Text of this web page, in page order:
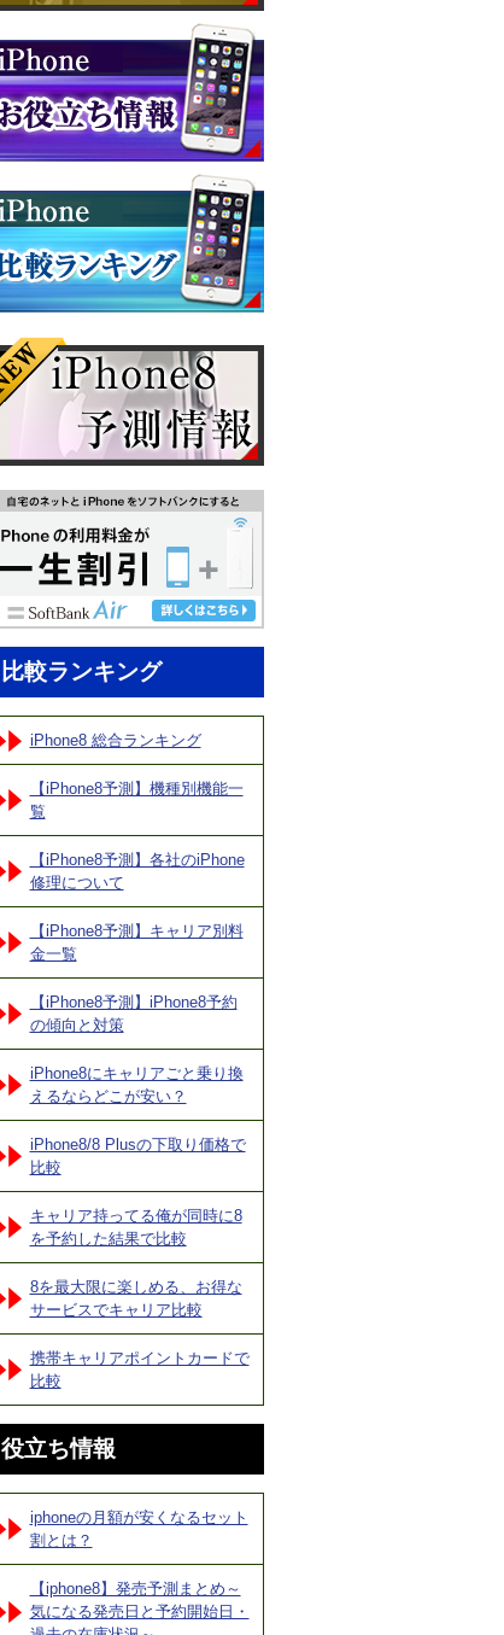
比較ランキング
iPhone8 総合ランキング
【iPhone8予測】機種別機能一
覧
【iPhone8予測】各社のiPhone
修理について
【iPhone8予測】キャリア別料
金一覧
【iPhone8予測】iPhone8予約
の傾向と対策
iPhone8にキャリアごと乗り換
えるならどこが安い？
iPhone8/8 Plusの下取り価格で
比較
キャリア持ってる俺が同時に8
を予約した結果で比較
8を最大限に楽しめる、お得な
サービスでキャリア比較
携帯キャリアポイントカードで
比較
役立ち情報
iphoneの月額が安くなるセット
割とは？
【iphone8】発売予測まとめ～
気になる発売日と予約開始日・